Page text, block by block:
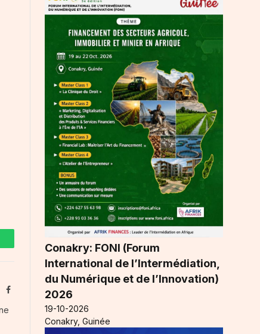
Facebook
Conakry: FONI (Forum
International de l’Intermédiation,
du Numérique et de l’Innovation)
2026
19-10-2026
Conakry, Guinée